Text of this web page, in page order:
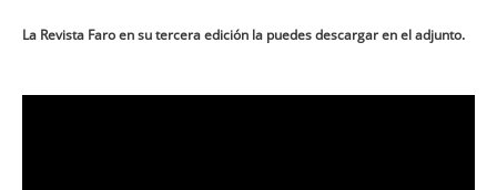
La Revista Faro en su tercera edición la puedes descargar en el adjunto.